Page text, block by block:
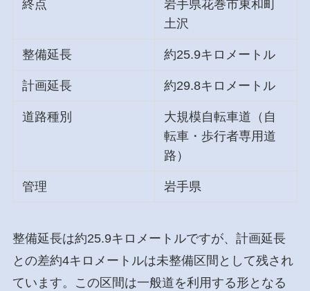
終点
岩手県花巻市東和町
土沢
整備延長 約25.9キロメートル
計画延長 約29.8キロメートル
道路種別
大規模自転車道（自
転車・歩行者専用道
路）
管理 岩手県
整備延長は約25.9キロメートルですが、計画延長
との差約4キロメートルは未整備区間として残され
ています。この区間は一般道を利用する形となる